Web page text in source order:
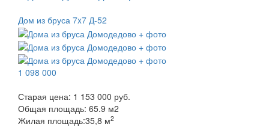
Дом из бруса 7x7 Д-52
1 098 000
Старая цена: 1 153 000 руб.
Общая площадь: 65.9 м2
Жилая площадь:35,8 м2